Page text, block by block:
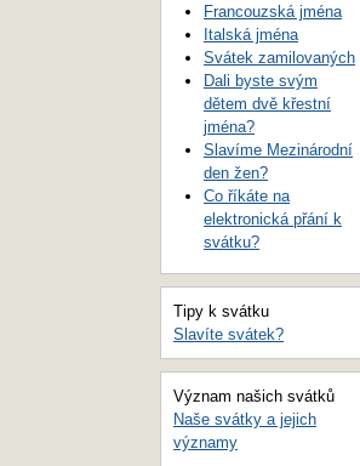
Francouzská jména
Italská jména
Svátek zamilovaných
Dali byste svým
dětem dvě křestní
jména?
Slavíme Mezinárodní
den žen?
Co říkáte na
elektronická přání k
svátku?
Tipy k svátku
Slavíte svátek?
Význam našich svátků
Naše svátky a jejich
významy